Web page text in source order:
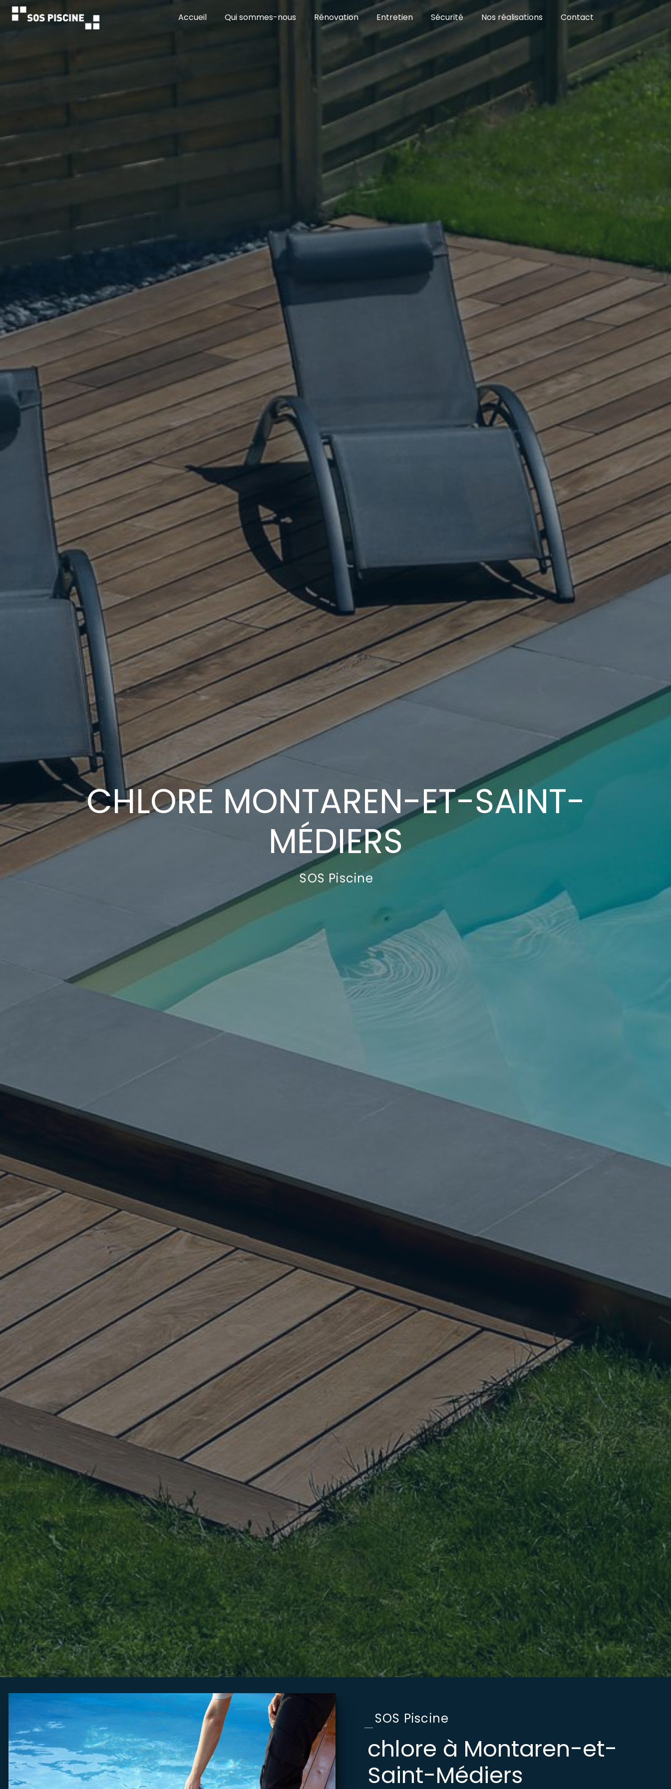
Accueil Qui sommes-nous Rénovation Entretien Sécurité Nos réalisations Contact
CHLORE MONTAREN-ET-SAINT-
MÉDIERS
SOS Piscine
SOS Piscine
chlore à Montaren-et-
Saint-Médiers
Panneau de gestion des cookies